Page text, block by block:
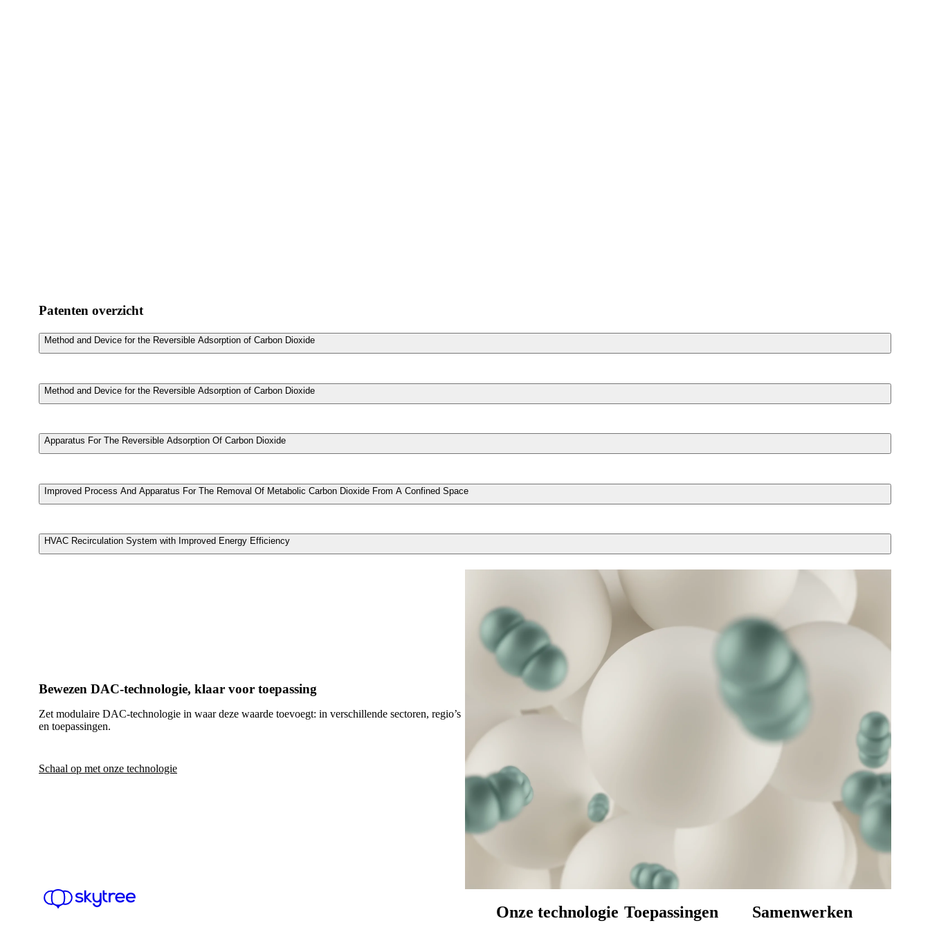
Patenten overzicht
Method and Device for the Reversible Adsorption of Carbon Dioxide
Method and Device for the Reversible Adsorption of Carbon Dioxide
Apparatus For The Reversible Adsorption Of Carbon Dioxide
Improved Process And Apparatus For The Removal Of Metabolic Carbon Dioxide From A Confined Space
HVAC Recirculation System with Improved Energy Efficiency
Bewezen DAC-technologie, klaar voor toepassing
Zet modulaire DAC-technologie in waar deze waarde toevoegt: in verschillende sectoren, regio’s
en toepassingen.
Schaal op met onze technologie
Onze technologie Toepassingen Samenwerken